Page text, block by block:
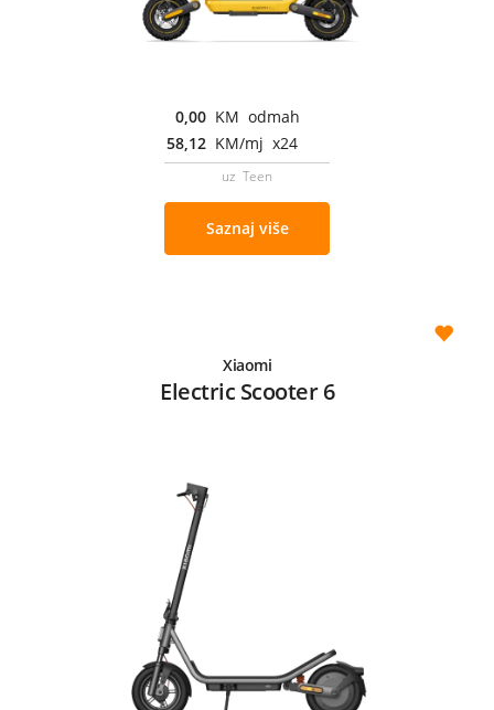
0,00 KM odmah
58,12 KM/mj x24
uz Teen
Saznaj više
Xiaomi
Electric Scooter 6